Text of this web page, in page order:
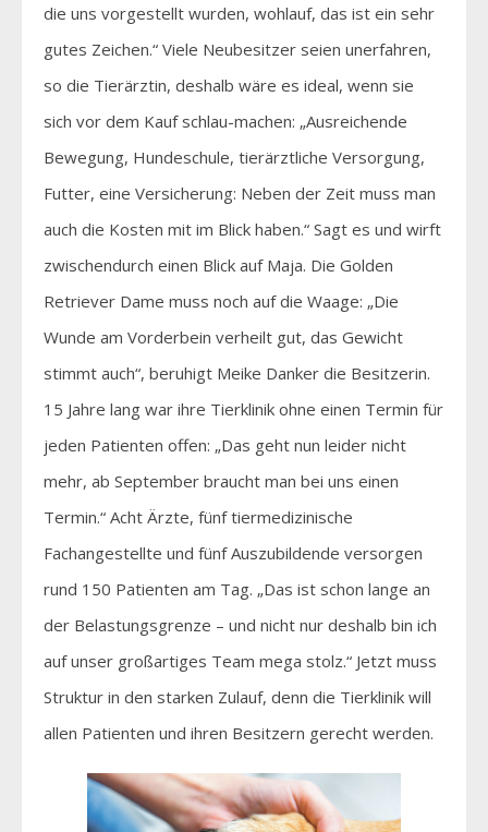
die uns vorgestellt wurden, wohlauf, das ist ein sehr
gutes Zeichen.“ Viele Neubesitzer seien unerfahren,
so die Tierärztin, deshalb wäre es ideal, wenn sie
sich vor dem Kauf schlau-machen: „Ausreichende
Bewegung, Hundeschule, tierärztliche Versorgung,
Futter, eine Versicherung: Neben der Zeit muss man
auch die Kosten mit im Blick haben.“ Sagt es und wirft
zwischendurch einen Blick auf Maja. Die Golden
Retriever Dame muss noch auf die Waage: „Die
Wunde am Vorderbein verheilt gut, das Gewicht
stimmt auch“, beruhigt Meike Danker die Besitzerin.
15 Jahre lang war ihre Tierklinik ohne einen Termin für
jeden Patienten offen: „Das geht nun leider nicht
mehr, ab September braucht man bei uns einen
Termin.“ Acht Ärzte, fünf tiermedizinische
Fachangestellte und fünf Auszubildende versorgen
rund 150 Patienten am Tag. „Das ist schon lange an
der Belastungsgrenze – und nicht nur deshalb bin ich
auf unser großartiges Team mega stolz.“ Jetzt muss
Struktur in den starken Zulauf, denn die Tierklinik will
allen Patienten und ihren Besitzern gerecht werden.